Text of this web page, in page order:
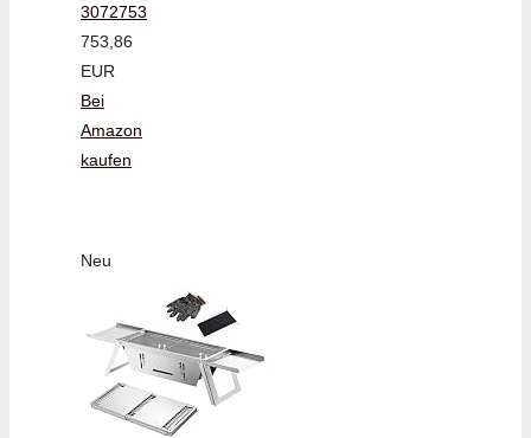
3072753
753,86
EUR
Bei
Amazon
kaufen
Neu